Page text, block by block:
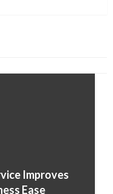
Improves
Ease